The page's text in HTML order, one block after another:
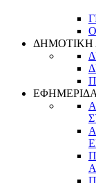
ΔΗΜΟΤΙΚΗ
ΕΦΗΜΕΡΙΔΑ